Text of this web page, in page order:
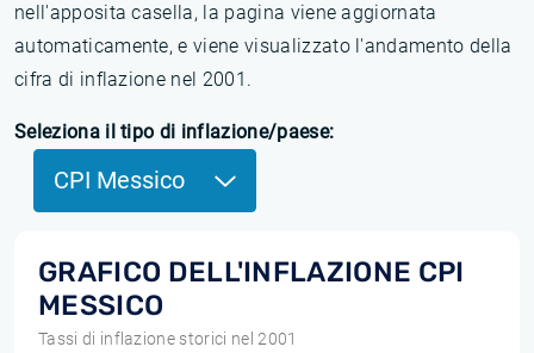
nell'apposita casella, la pagina viene aggiornata
automaticamente, e viene visualizzato l'andamento della
cifra di inflazione nel 2001.
Seleziona il tipo di inflazione/paese:
CPI Messico
GRAFICO DELL'INFLAZIONE CPI
MESSICO
Tassi di inflazione storici nel 2001